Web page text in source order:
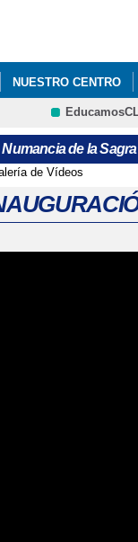
NUESTRO CENTRO
CURSO 2023-2024
LISTADO DE LIBROS
LISTADO LIBROS
de la
de Vídeos